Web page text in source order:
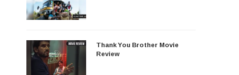
Thank You Brother Movie
Review